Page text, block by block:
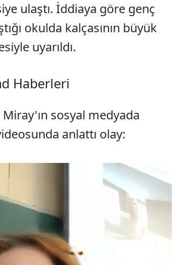
ulaştı. İddiaya göre genç
okulda kalçasının büyük
uyarıldı.
Haberleri
sosyal medyada
anlattı olay: